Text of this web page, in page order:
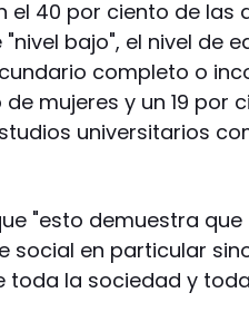
el 40 por ciento de las
bajo", el nivel de
completo o
de mujeres y un 19 por
universitarios
"esto demuestra
social en particular
toda la sociedad y